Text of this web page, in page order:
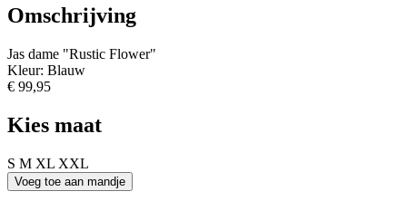
Omschrijving
Jas dame "Rustic Flower"
Kleur: Blauw
€ 99,95
Kies maat
S M XL XXL